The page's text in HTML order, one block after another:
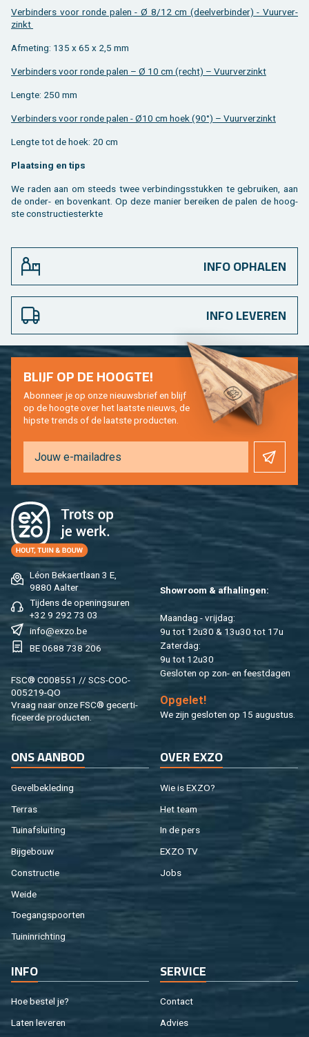
Ver­bin­ders voor ronde palen - Ø 8/12 cm (deel­ver­bin­der) - Vuur­ver­
zinkt
Af­me­ting: 135 x 65 x 2,5 mm
Ver­bin­ders voor ronde palen – Ø 10 cm (recht) – Vuur­ver­zinkt
Leng­te: 250 mm
Ver­bin­ders voor ronde palen - Ø10 cm hoek (90°) – Vuur­ver­zinkt
Leng­te tot de hoek: 20 cm
Plaat­sing en tips
We raden aan om steeds twee ver­bin­dings­stuk­ken te ge­brui­ken, aan
de onder- en bo­ven­kant. Op deze ma­nier be­rei­ken de palen de hoog­
ste con­struc­tiesterk­te
INFO OPHALEN
INFO LEVEREN
Léon Be­kaert­laan 3 E,
9880 Aal­ter
Tij­dens de ope­nings­uren
+32 9 292 73 03
info@​exzo.​be
BE 0688 738 206
FSC® C008551 // SCS-COC-
005219-QO
Vraag naar onze FSC® ge­cer­ti­
fi­ceer­de pro­duc­ten.
Show­room & af­ha­lin­gen:
Maan­dag - vrij­dag:
9u tot 12u30 & 13u30 tot 17u
Za­ter­dag:
9u tot 12u30
Ge­slo­ten op zon- en feest­da­gen
Op­ge­let!
We zijn ge­slo­ten op 15 au­gus­tus.
BLIJF OP DE HOOG­TE!
Abon­neer je op onze nieuws­brief en blijf
op de hoog­te over het laat­ste nieuws, de
hip­s­te trends of de laat­ste pro­duc­ten.
ONS AAN­BOD
Ge­vel­be­kle­ding
Ter­ras
Tuin­af­slui­ting
Bij­ge­bouw
Con­struc­tie
Weide
Toe­gangs­poor­ten
Tuin­in­rich­ting
OVER EXZO
Wie is EXZO?
Het team
In de pers
EXZO TV
Jobs
INFO
Hoe be­stel je?
Laten le­ve­ren
SER­VI­CE
Con­tact
Ad­vies